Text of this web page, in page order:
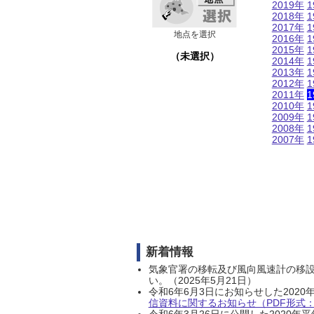
地点を選択
（未選択）
2019年
2018年
2017年
2016年
2015年
2014年
2013年
2012年
2011年
2010年
2009年
2008年
2007年
新着情報
気象官署の移転及び風向風速計の移
い。（2025年5月21日）
令和6年6月3日にお知らせした2020
信資料に関するお知らせ（PDF形式